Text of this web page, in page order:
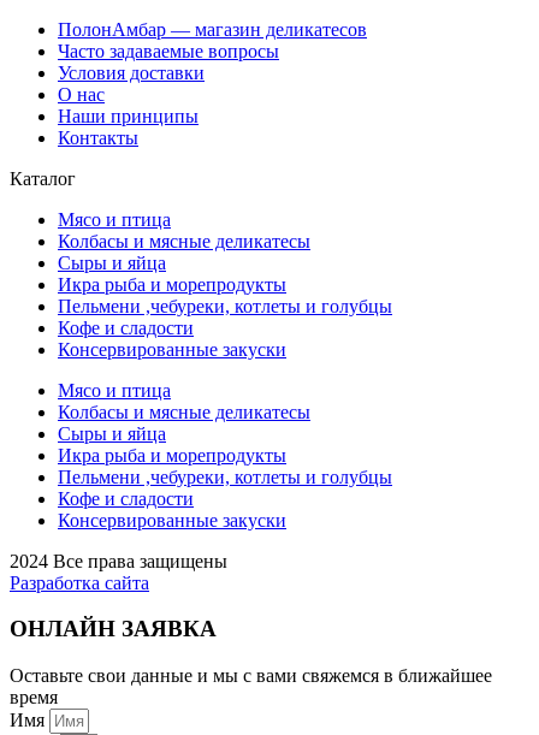
ПолонАмбар — магазин деликатесов
Часто задаваемые вопросы
Условия доставки
О нас
Наши принципы
Контакты
Каталог
Мясо и птица
Колбасы и мясные деликатесы
Сыры и яйца
Икра рыба и морепродукты
Пельмени ,чебуреки, котлеты и голубцы
Кофе и сладости
Консервированные закуски
Мясо и птица
Колбасы и мясные деликатесы
Сыры и яйца
Икра рыба и морепродукты
Пельмени ,чебуреки, котлеты и голубцы
Кофе и сладости
Консервированные закуски
2024 Все права защищены
Разработка сайта
ОНЛАЙН ЗАЯВКА
Оставьте свои данные и мы с вами свяжемся в ближайшее
время
Имя